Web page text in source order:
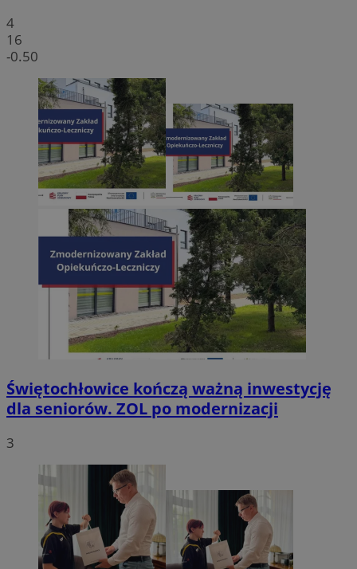
4
16
-0.50
Świętochłowice kończą ważną inwestycję
dla seniorów. ZOL po modernizacji
3